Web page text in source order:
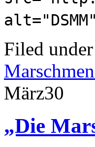
Filed under
März30
„Die